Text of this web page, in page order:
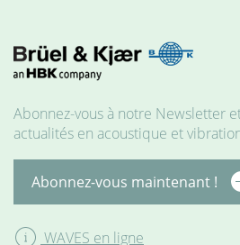
MATÉRIELS
Abonnez-vous à notre Newsletter
actualités en acoustique et
Abonnez-vous maintenant !
WAVES en ligne